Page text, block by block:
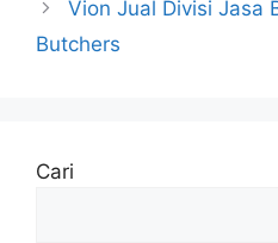
Vion Jual Divisi Jasa
Butchers
Cari